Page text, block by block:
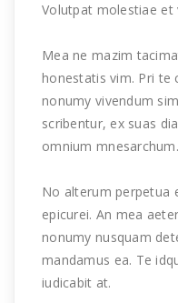
Volutpat molestiae et
Mea ne mazim
honestatis vim. Pri te
nonumy vivendum
scribentur, ex suas
omnium mnesarchum.
No alterum perpetua
epicurei. An mea
nonumy nusquam
mandamus ea. Te
iudicabit at.